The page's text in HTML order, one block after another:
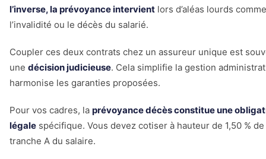
l’inverse, la prévoyance intervient lors d’aléas lourds comme
l’invalidité ou le décès du salarié.
Coupler ces deux contrats chez un assureur unique est
une décision judicieuse. Cela simplifie la gestion
harmonise les garanties proposées.
Pour vos cadres, la prévoyance décès constitue une
légale spécifique. Vous devez cotiser à hauteur de 1,50 % de
tranche A du salaire.